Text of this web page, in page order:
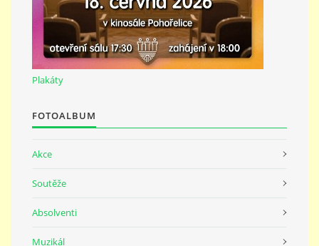
Plakáty
FOTOALBUM
Akce
Soutěže
Absolventi
Muzikál